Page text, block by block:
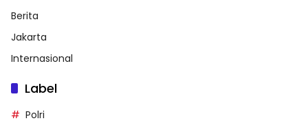
Berita
Jakarta
Internasional
Label
Polri